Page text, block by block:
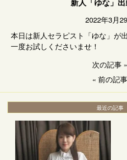
新人「ゆな」出
2022年3月
本日は新人セラピスト「ゆな」が
一度お試しくださいませ！
次の記事 »
« 前の記事
最近の記事